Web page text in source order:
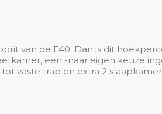
van de E40. Dan is dit
een -naar eigen keuze
vaste trap en extra 2